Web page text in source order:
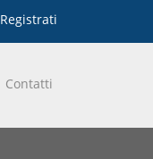
Registrati
Contatti